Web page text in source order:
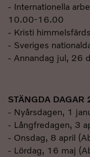
- Internationella
10.00-16.00
- Kristi
- Sveriges
- Annandag jul, 26
STÄNGDA DAGAR
- Nyårsdagen, 1
- Långfredagen, 3
- Onsdag, 8 april
- Lördag, 16 maj